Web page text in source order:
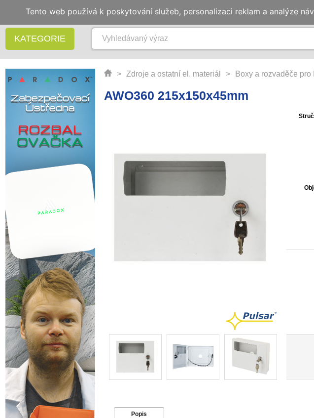
KATEGORIE
> Zdroje a ostatní el. materiál > Boxy a rozvaděče pro
AWO360 215x150x45mm
Popis
Tento web používá k poskytování služeb, personalizaci reklam a analýze